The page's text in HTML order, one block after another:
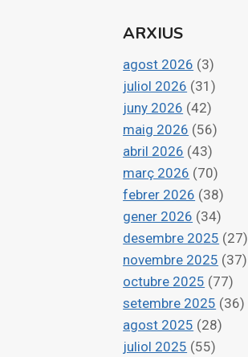
ARXIUS
agost 2026 (3)
juliol 2026 (31)
juny 2026 (42)
maig 2026 (56)
abril 2026 (43)
març 2026 (70)
febrer 2026 (38)
gener 2026 (34)
desembre 2025 (27)
novembre 2025 (37)
octubre 2025 (77)
setembre 2025 (36)
agost 2025 (28)
juliol 2025 (55)